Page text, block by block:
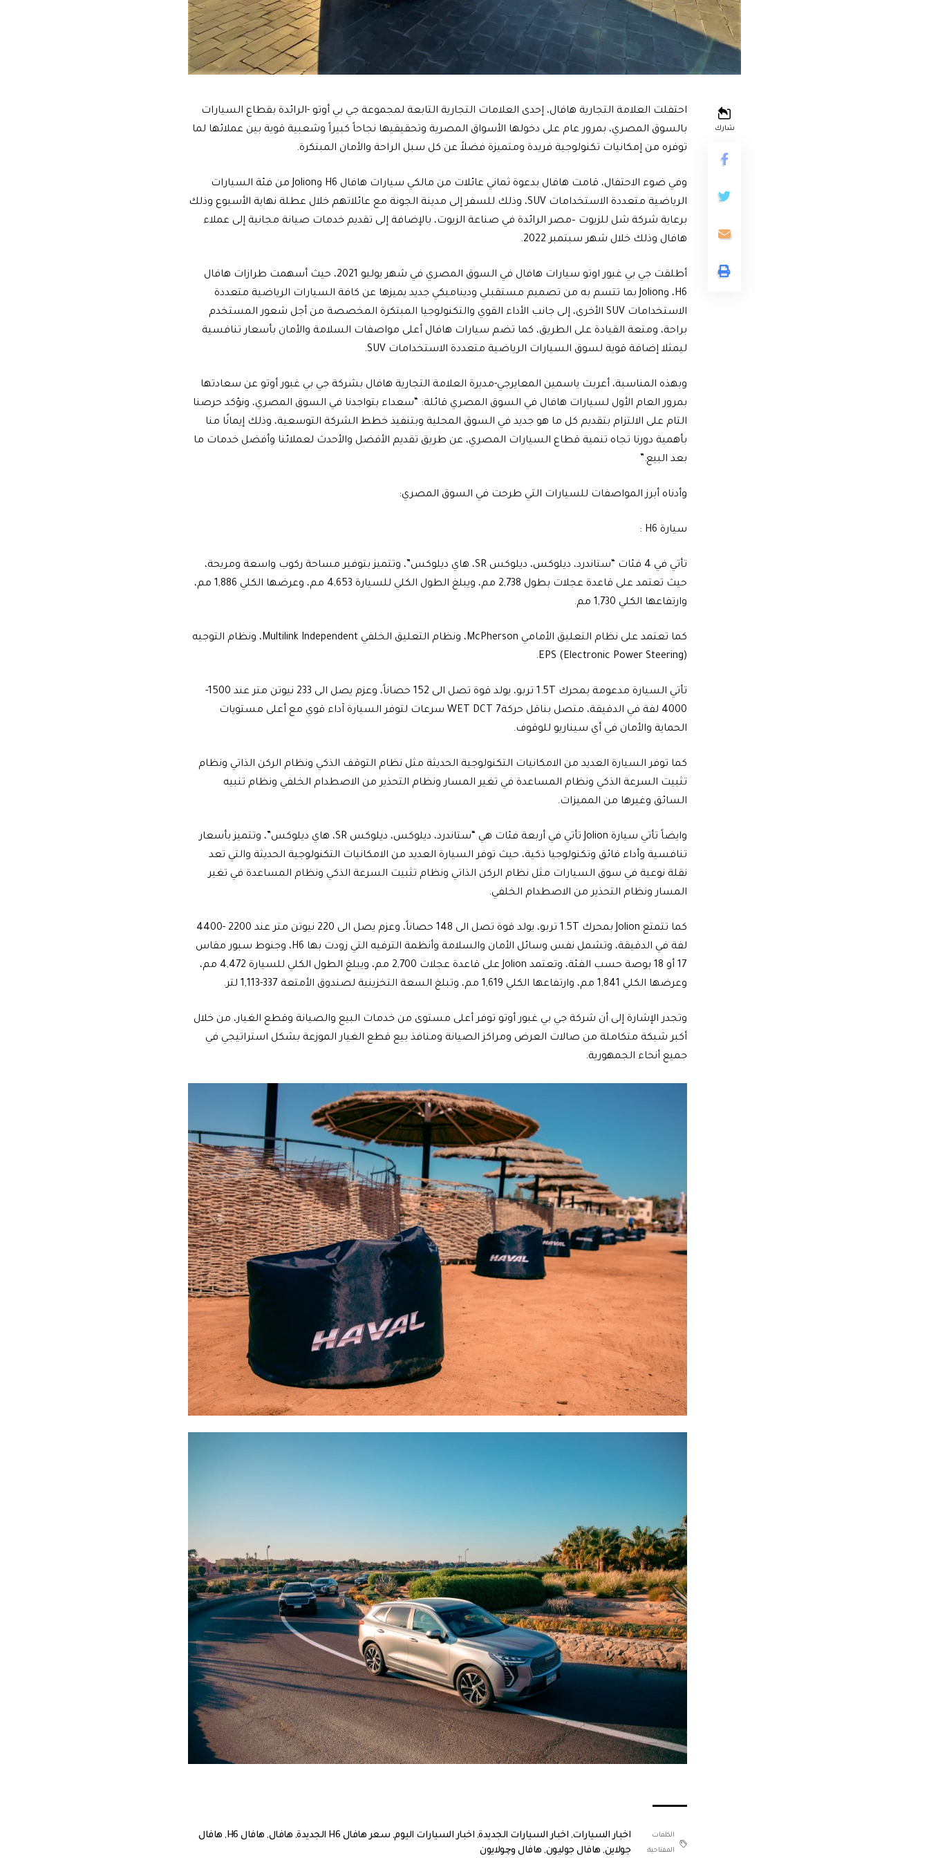
شارك
احتفلت العلامة التجارية هافال، إحدى العلامات التجارية التابعة لمجموعة جي بي أوتو -الرائدة بقطاع السيارات
بالسوق المصري، بمرور عام على دخولها الأسواق المصرية وتحقيقيها نجاحاً كبيراً وشعبية قوية بين عملائها لما
توفره من إمكانيات تكنولوجية فريدة ومتميزة فضلاً عن كل سبل الراحة والأمان المبتكرة.
وفي ضوء الاحتفال، قامت هافال بدعوة ثماني عائلات من مالكي سيارات هافال H6 وJolion من فئة السيارات
الرياضية متعددة الاستخدامات SUV، وذلك للسفر إلى مدينة الجونة مع عائلاتهم خلال عطلة نهاية الأسبوع وذلك
برعاية شركة شل للزيوت –مصر الرائدة في صناعة الزيوت، بالإضافة إلى تقديم خدمات صيانة مجانية إلى عملاء
هافال وذلك خلال شهر سبتمبر 2022.
أطلقت جي بي غبور اوتو سيارات هافال في السوق المصري في شهر يوليو 2021، حيث أسهمت طرازات هافال
H6، وJolion بما تتسم به من تصميم مستقبلي وديناميكي جديد يميزها عن كافة السيارات الرياضية متعددة
الاستخدامات SUV الأخرى، إلى جانب الأداء القوي والتكنولوجيا المبتكرة المخصصة من أجل شعور المستخدم
براحة، ومتعة القيادة على الطريق، كما تضم سيارات هافال أعلى مواصفات السلامة والأمان بأسعار تنافسية
ليمثلا إضافة قوية لسوق السيارات الرياضية متعددة الاستخدامات SUV.
وبهذه المناسبة، أعربت ياسمين المعايرجي-مديرة العلامة التجارية هافال بشركة جي بي غبور أوتو عن سعادتها
بمرور العام الأول لسيارات هافال في السوق المصري قائلة: “سعداء بتواجدنا في السوق المصري، ونؤكد حرصنا
التام على الالتزام بتقديم كل ما هو جديد في السوق المحلية وبتنفيذ خطط الشركة التوسعية، وذلك إيمانًا منا
بأهمية دورنا تجاه تنمية قطاع السيارات المصري، عن طريق تقديم الأفضل والأحدث لعملائنا وأفضل خدمات ما
بعد البيع.”
وأدناه أبرز المواصفات للسيارات التي طرحت في السوق المصري:
سيارة H6 :
تأتي في 4 فئات “ستاندرد، ديلوكس، ديلوكس SR، هاي ديلوكس”، وتتميز بتوفير مساحة ركوب واسعة ومريحة،
حيث تعتمد على قاعدة عجلات بطول 2,738 مم، ويبلغ الطول الكلي للسيارة 4,653 مم، وعرضها الكلي 1,886 مم،
وارتفاعها الكلي 1,730 مم.
كما تعتمد على نظام التعليق الأمامي McPherson، ونظام التعليق الخلفي Multilink Independent، ونظام التوجيه
EPS (Electronic Power Steering).
تأتي السيارة مدعومة بمحرك 1.5T تربو، يولد قوة تصل الى 152 حصاناً، وعزم يصل الى 233 نيوتن متر عند 1500-
4000 لفة في الدقيقة، متصل بناقل حركةWET DCT 7 سرعات لتوفر السيارة آداء قوي مع أعلى مستويات
الحماية والأمان في أي سيناريو للوقوف.
كما توفر السيارة العديد من الامكانيات التكنولوجية الحديثة مثل نظام التوقف الذكي ونظام الركن الذاتي ونظام
تثبيت السرعة الذكي ونظام المساعدة في تغير المسار ونظام التحذير من الاصطدام الخلفي ونظام تنبيه
السائق وغيرها من المميزات.
وايضاً تأتي سيارة Jolion تأتي في أربعة فئات هي “ستاندرد، ديلوكس، ديلوكس SR، هاي ديلوكس”، وتتميز بأسعار
تنافسية وأداء فائق وتكنولوجيا ذكية، حيث توفر السيارة العديد من الامكانيات التكنولوجية الحديثة والتي تعد
نقلة نوعية في سوق السيارات مثل نظام الركن الذاتي ونظام تثبيت السرعة الذكي ونظام المساعدة في تغير
المسار ونظام التحذير من الاصطدام الخلفي.
كما تتمتع Jolion بمحرك 1.5T تربو، يولد قوة تصل الى 148 حصاناً، وعزم يصل الى 220 نيوتن متر عند 2200 -4400
لفة في الدقيقة، وتشمل نفس وسائل الأمان والسلامة وأنظمة الترفيه التي زودت بها H6، وجنوط سبور مقاس
17 أو 18 بوصة حسب الفئة، وتعتمد Jolion على قاعدة عجلات 2,700 مم، ويبلغ الطول الكلي للسيارة 4,472 مم،
وعرضها الكلي 1,841 مم، وارتفاعها الكلي 1,619 مم، وتبلغ السعة التخزينية لصندوق الأمتعة 337-1,113 لتر.
وتجدر الإشارة إلى أن شركة جي بي غبور أوتو توفر أعلى مستوى من خدمات البيع والصيانة وقطع الغيار، من خلال
أكبر شبكة متكاملة من صالات العرض ومراكز الصيانة ومنافذ بيع قطع الغيار الموزعة بشكل استراتيجي في
جميع أنحاء الجمهورية.
الكلمات
المفتاحية:
اخبار السيارات, اخبار السيارات الجديدة, اخبار السيارات اليوم, سعر هافال H6 الجديدة , هافال, هافال H6 , هافال
جولاين, هافال جوليون, هافال وچولايون